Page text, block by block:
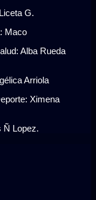
G.
Maco
Alba Rueda
Arriola
Ximena
Ñ Lopez.